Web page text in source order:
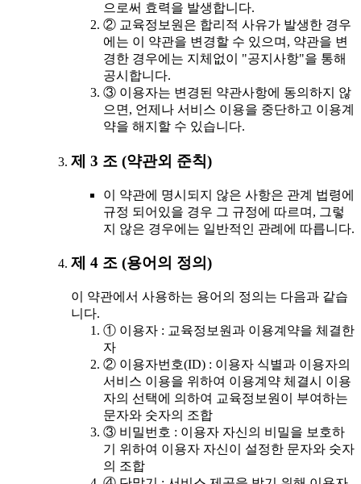
으로써 효력을 발생합니다.
② 교육정보원은 합리적 사유가 발생한 경우
에는 이 약관을 변경할 수 있으며, 약관을 변
경한 경우에는 지체없이 "공지사항"을 통해
공시합니다.
③ 이용자는 변경된 약관사항에 동의하지 않
으면, 언제나 서비스 이용을 중단하고 이용계
약을 해지할 수 있습니다.
제 3 조 (약관외 준칙)
이 약관에 명시되지 않은 사항은 관계 법령에
규정 되어있을 경우 그 규정에 따르며, 그렇
지 않은 경우에는 일반적인 관례에 따릅니다.
제 4 조 (용어의 정의)
이 약관에서 사용하는 용어의 정의는 다음과 같습
니다.
① 이용자 : 교육정보원과 이용계약을 체결한
자
② 이용자번호(ID) : 이용자 식별과 이용자의
서비스 이용을 위하여 이용계약 체결시 이용
자의 선택에 의하여 교육정보원이 부여하는
문자와 숫자의 조합
③ 비밀번호 : 이용자 자신의 비밀을 보호하
기 위하여 이용자 자신이 설정한 문자와 숫자
의 조합